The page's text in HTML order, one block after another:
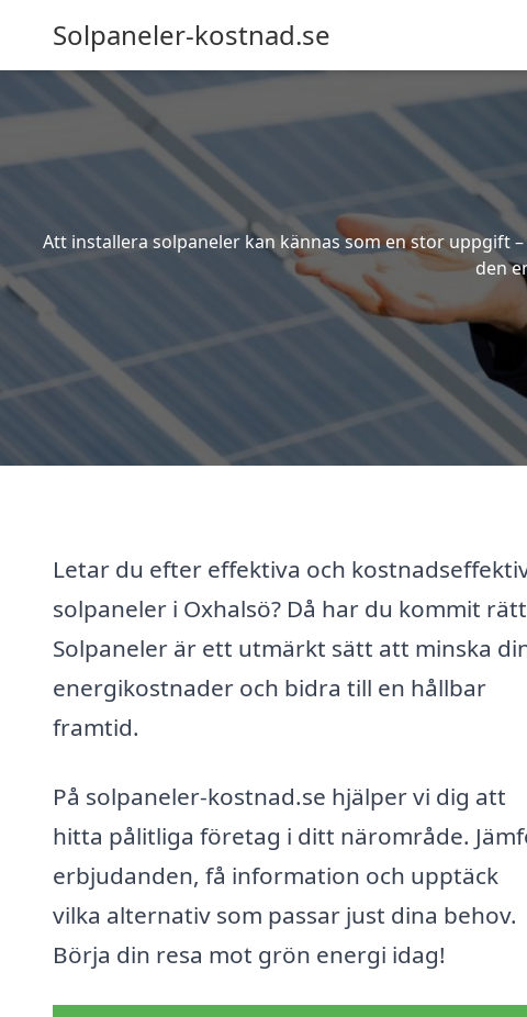
Solpaneler-kostnad.se
Att installera solpaneler kan kännas som en stor uppgift
den
Letar du efter effektiva och
solpaneler i Oxhalsö? Då har du kommit
Solpaneler är ett utmärkt sätt att minska
energikostnader och bidra till en hållbar
framtid.
På solpaneler-kostnad.se hjälper vi dig att
hitta pålitliga företag i ditt närområde.
erbjudanden, få information och upptäck
vilka alternativ som passar just dina behov.
Börja din resa mot grön energi idag!